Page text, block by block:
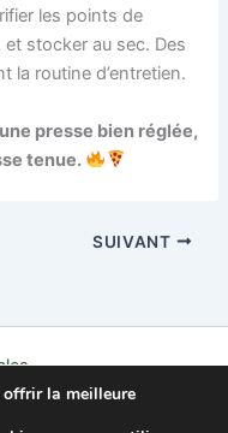
les points de
stocker au sec. Des
la routine d’entretien.
presse bien réglée,
tenue.
SUIVANT
la meilleure